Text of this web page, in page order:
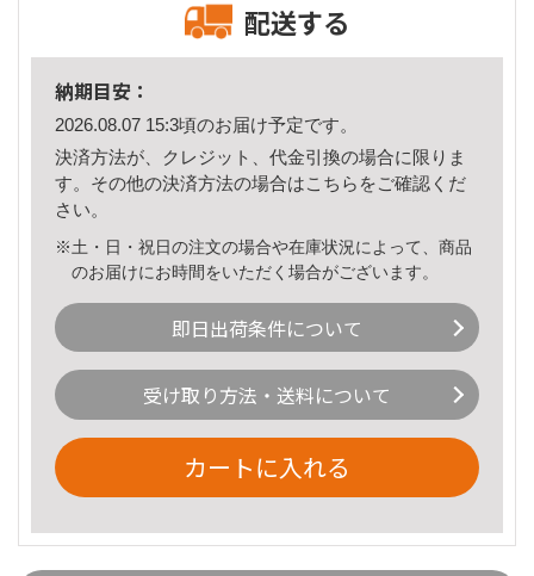
配送する
納期目安：
2026.08.07 15:3頃のお届け予定です。
決済方法が、クレジット、代金引換の場合に限りま
す。その他の決済方法の場合はこちら をご確認くだ
さい。
※土・日・祝日の注文の場合や在庫状況によって、商品
のお届けにお時間をいただく場合がございます。
即日出荷条件について
受け取り方法・送料について
カートに入れる